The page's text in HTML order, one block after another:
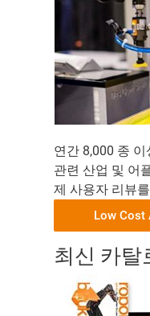
연간 8,000 종
관련 산업 및 어
제 사용자 리뷰
Low Cost
최신 카탈